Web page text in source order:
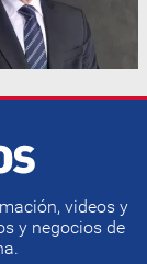
videos y
y negocios de